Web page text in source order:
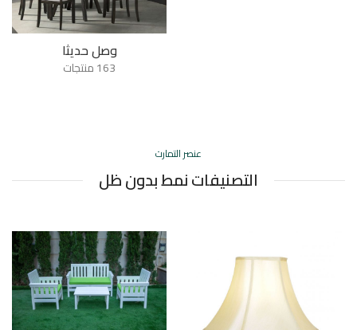
وصل حديثا
163 منتجات
عنصر التمارت
التصنيفات نمط بدون ظل